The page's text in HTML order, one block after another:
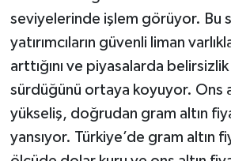
seviyelerinde işlem görüyor. Bu
yatırımcıların güvenli liman
arttığını ve piyasalarda belirsizlik
sürdüğünü ortaya koyuyor. Ons
yükseliş, doğrudan gram altın
yansıyor. Türkiye’de gram altın